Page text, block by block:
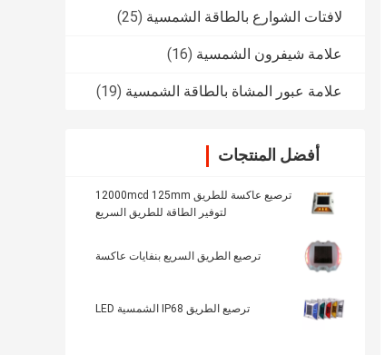
لافتات الشوارع بالطاقة الشمسية (25)
علامة شيفرون الشمسية (16)
علامة عبور المشاة بالطاقة الشمسية (19)
أفضل المنتجات
ترصيع عاكسة للطريق 12000mcd 125mm
لتوفير الطاقة للطريق السريع
ترصيع الطريق السريع بنفايات عاكسة
ترصيع الطريق IP68 الشمسية LED